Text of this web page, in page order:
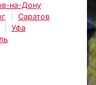
на-Дону
Саратов
Уфа